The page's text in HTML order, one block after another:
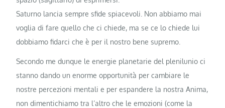
Saturno lancia sempre sfide spiacevoli. Non abbiamo mai
voglia di fare quello che ci chiede, ma se ce lo chiede lui
dobbiamo fidarci che è per il nostro bene supremo.
Secondo me dunque le energie planetarie del plenilunio ci
stanno dando un enorme opportunità per cambiare le
nostre percezioni mentali e per espandere la nostra Anima,
non dimentichiamo tra l’altro che le emozioni (come la